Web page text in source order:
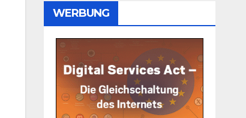
WERBUNG